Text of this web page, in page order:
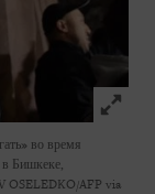
Click
во время
в Бишкеке,
OSELEDKO/AFP via